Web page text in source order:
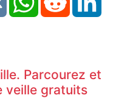
Parcourez et
veille gratuits